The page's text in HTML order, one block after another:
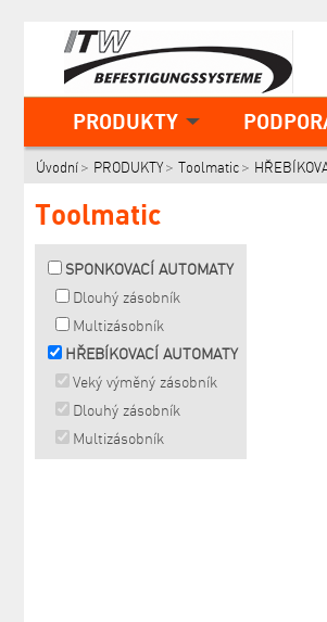
PRODUKTY
Úvodní PRODUKTY Toolmatic
Toolmatic
SPONKOVACÍ AUTOMATY
Dlouhý zásobník
Multizásobník
HŘEBÍKOVACÍ AUTOMATY
Veký výměný zásobník
Dlouhý zásobník
Multizásobník